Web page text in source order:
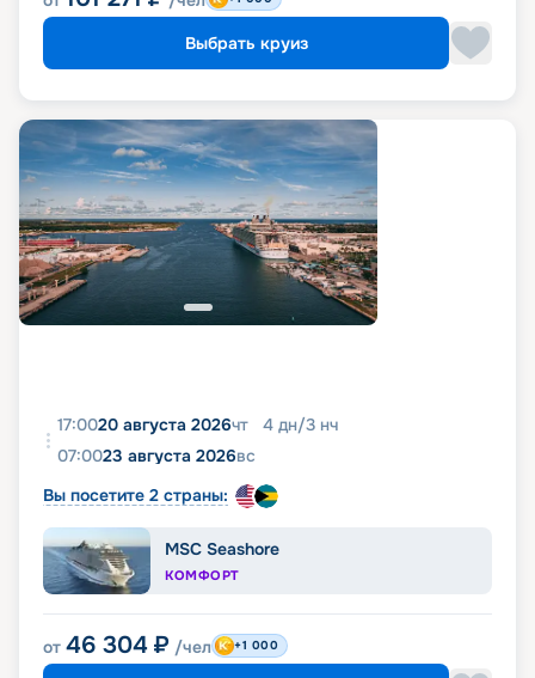
Выбрать круиз
17:0020 августа 2026чт 4 дн/3 нч
07:0023 августа 2026вс
Вы посетите 2 страны:
MSC Seashore
КОМФОРТ
от 46 304 ₽ /чел +1 000